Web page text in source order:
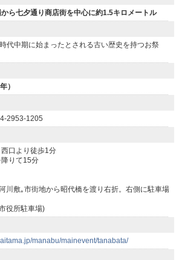
ら七夕通り商店街を中心に約1.5キロメートル
代中期に始まったとされる古い歴史を持つお祭
）
2953-1205
口より徒歩1分
りて15分
川敷｡市街地から昭代橋を渡り右折。右側に駐車場
役所駐車場)
manabu/mainevent/tanabata/